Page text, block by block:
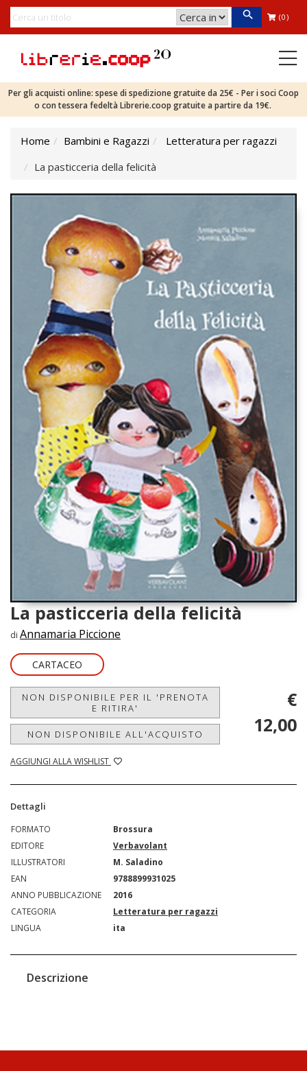
(0)
Per gli acquisti online: spese di spedizione gratuite da 25€ - Per i soci Coop
o con tessera fedeltà Librerie.coop gratuite a partire da 19€.
Home Bambini e Ragazzi
Letteratura per ragazzi
La pasticceria della felicità
La pasticceria della felicità
di Annamaria Piccione
CARTACEO
NON DISPONIBILE PER IL 'PRENOTA
E RITIRA'
NON DISPONIBILE ALL'ACQUISTO
AGGIUNGI ALLA WISHLIST
€
12,00
Dettagli
FORMATO
Brossura
EDITORE
Verbavolant
ILLUSTRATORI
M. Saladino
EAN
9788899931025
ANNO PUBBLICAZIONE
2016
CATEGORIA
Letteratura per ragazzi
LINGUA
ita
Descrizione